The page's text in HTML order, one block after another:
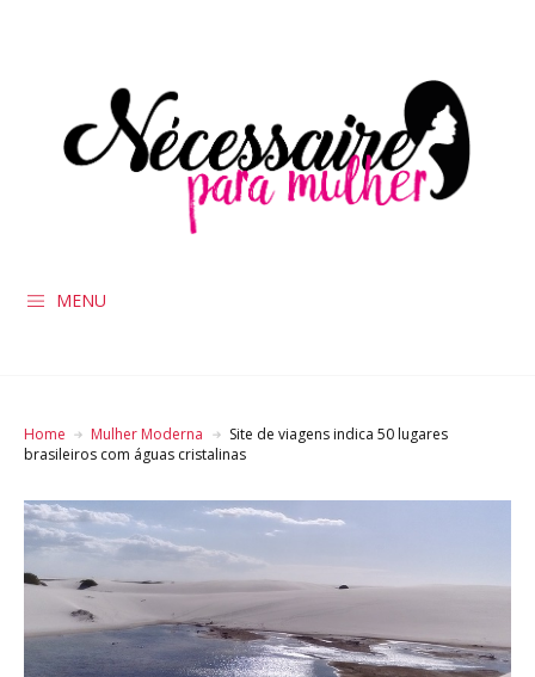
MENU
Home Mulher Moderna
Site de viagens indica 50 lugares
brasileiros com águas cristalinas